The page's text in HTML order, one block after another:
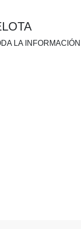
LA INFORMACIÓN